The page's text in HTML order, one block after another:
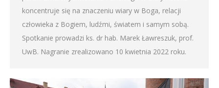
koncentruje się na znaczeniu wiary w Boga, relacji
człowieka z Bogiem, ludźmi, światem i samym sobą.
Spotkanie prowadzi ks. dr hab. Marek Ławreszuk, prof.
UwB. Nagranie zrealizowano 10 kwietnia 2022 roku.